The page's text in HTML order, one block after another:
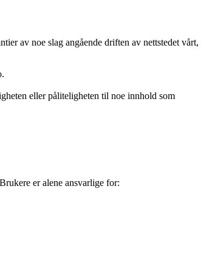
av noe slag angående driften av nettstedet vårt,
eller påliteligheten til noe innhold som
er alene ansvarlige for: